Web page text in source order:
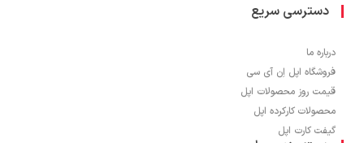
دسترسی سریع
درباره ما
فروشگاه اپل اِن آی سی
قیمت روز محصولات اپل
محصولات کارکرده اپل
گیفت کارت اپل